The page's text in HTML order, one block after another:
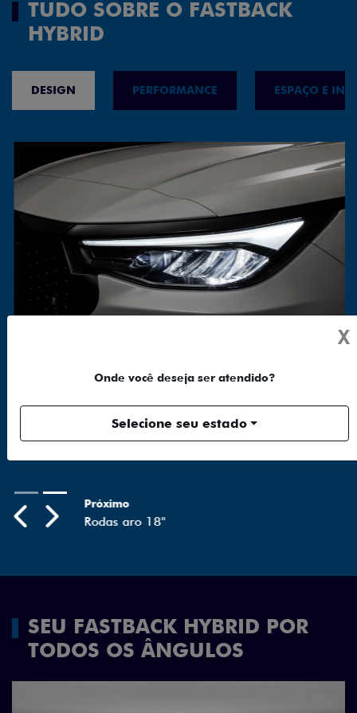
TUDO SOBRE O FASTBACK
HYBRID
DESIGN PERFORMANCE ESPAÇO E
Tecnologia dos faróis totalmente em LED garante
melhor luminosidade, maior durabilidade e mais
economia para você.
Previous
Next
Próximo
Rodas aro 18"
SEU FASTBACK HYBRID POR
TODOS OS ÂNGULOS
X
Onde você deseja ser atendido?
Selecione seu estado